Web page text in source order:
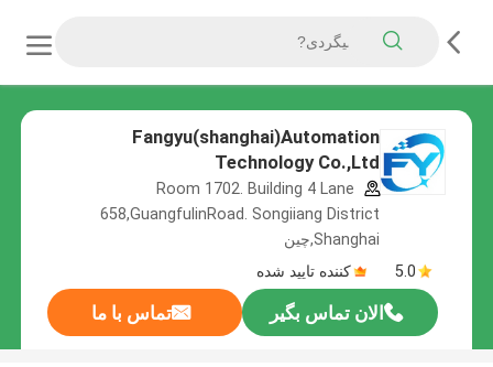
Fangyu(shanghai)Automation
Technology Co.,Ltd
Room 1702. Building 4 Lane
658,GuangfulinRoad. Songiiang District
Shanghai,چین
5.0
کننده تایید شده
الان تماس بگیر تماس با ما